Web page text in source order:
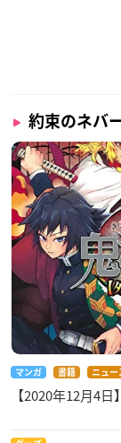
約束のネバ
マンガ 書籍 ニュー
【2020年12月4